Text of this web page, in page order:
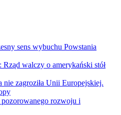
sens wybuchu Powstania
walczy o amerykański stół
nie zagroziła Unii Europejskiej.
rozwoju i